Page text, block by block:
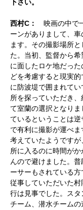
下さい。
西村C： 映画の中で
ーンがありまして、
ます。その撮影場所
た。当初、監督から
に面したロケ地だっ
どを考慮すると現実
に防波堤で囲まれて
所を探っていただき
て室蘭の選択となり
ているということは
で有利に撮影が運べ
考えていたようです
所に入るのに時間が
んので避けました。
ーサーもされている
従事していただいた
行は見事でした。ス
チーム、潜水チーム